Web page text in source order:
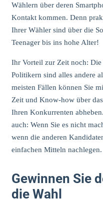
Wählern über deren
Kontakt kommen. Denn
Ihrer Wähler sind über die
Teenager bis ins hohe Alter!
Ihr Vorteil zur Zeit noch:
Politikern sind alles andere
meisten Fällen können Sie
Zeit und Know-how über
Ihren Konkurrenten
auch: Wenn Sie es nicht
wenn die anderen
einfachen Mitteln nachlegen.
Gewinnen Sie
die Wahl